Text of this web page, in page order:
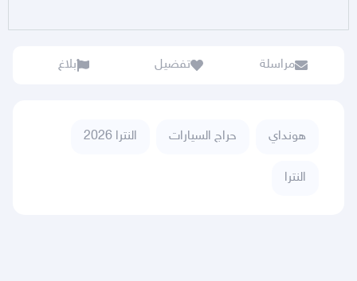
مراسلة تفضيل بلاغ
هونداي حراج السيارات النترا 2026
النترا